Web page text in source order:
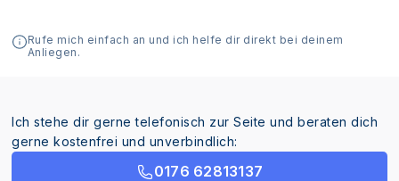
Rufe mich einfach an und ich helfe dir direkt bei deinem
Anliegen.
Ich stehe dir gerne telefonisch zur Seite und beraten dich
gerne kostenfrei und unverbindlich:
0176 62813137